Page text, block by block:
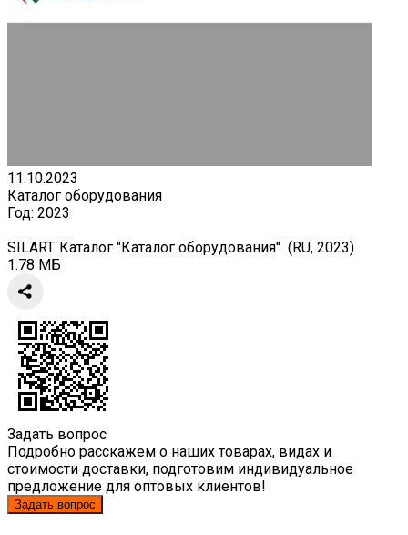
11.10.2023
Каталог оборудования
Год: 2023
SILART. Каталог "Каталог оборудования" (RU, 2023)
1.78 МБ
Задать вопрос
Подробно расскажем о наших товарах, видах и
стоимости доставки, подготовим индивидуальное
предложение для оптовых клиентов!
Задать вопрос